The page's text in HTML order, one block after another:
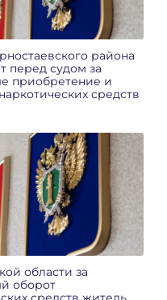
района
перед судом за
приобретение и
средств
области за
оборот